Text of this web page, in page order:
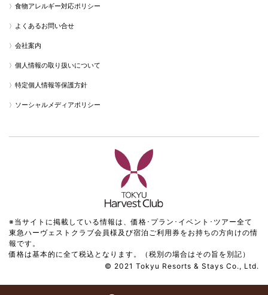
食物アレルギー対応ポリシー
よくあるお問い合せ
会社案内
個人情報の取り扱いについて
特定個人情報等保護方針
ソーシャルメディアポリシー
※当サイトに掲載している情報は、価格･プラン･イベント･ツアー全て
東急ハーヴェストクラブ会員様及び宿泊ご利用券をお持ちの方向けの情
報です。
価格は基本的に全て税込となります。（税別の場合はその旨を別記）
© 2021 Tokyu Resorts & Stays Co., Ltd.